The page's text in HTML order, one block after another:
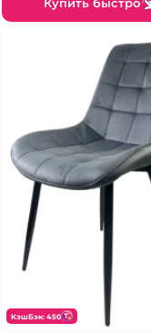
КэшБэк: 450